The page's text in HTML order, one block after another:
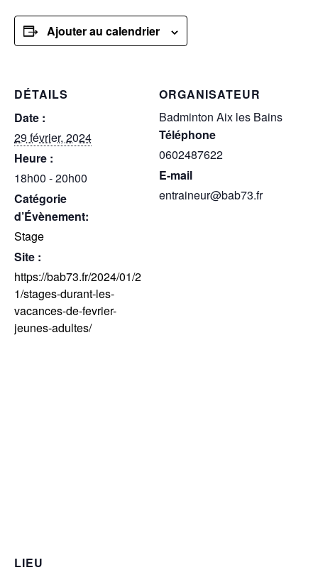
Ajouter au calendrier
DÉTAILS
Date :
29 février, 2024
Heure :
18h00 - 20h00
Catégorie
d’Évènement:
Stage
Site :
https://bab73.fr/2024/01/2
1/stages-durant-les-
vacances-de-fevrier-
jeunes-adultes/
ORGANISATEUR
Badminton Aix les Bains
Téléphone
0602487622
E-mail
entraineur@bab73.fr
LIEU